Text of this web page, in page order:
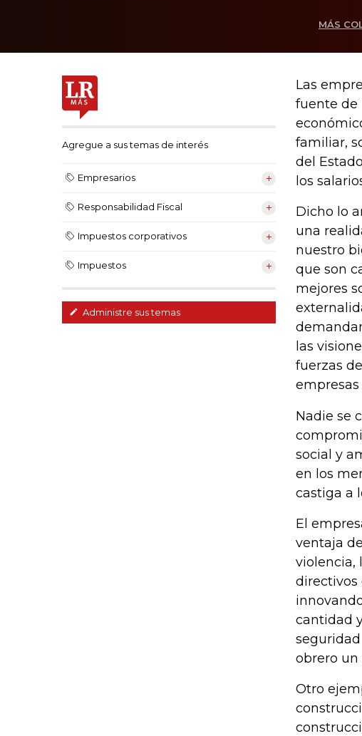
MÁS
Agregue a sus temas de interés
Empresarios
Responsabilidad Fiscal
Impuestos corporativos
Impuestos
Administre sus temas
Las
fuente de
familiar,
del
los
Dicho lo
una
nuestro
que son
mejores
las
fuerzas
Nadie se
social y
en los
castiga a
El
ventaja
violencia,
directivos
cantidad
obrero un
Otro